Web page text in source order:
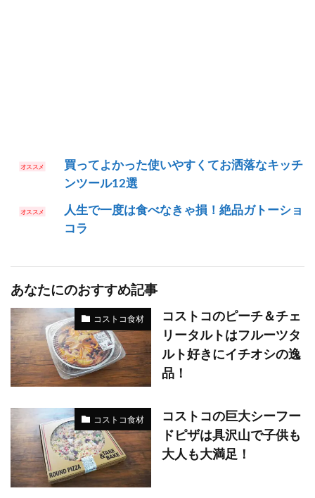
買ってよかった使いやすくてお洒落なキッチ
ンツール12選
人生で一度は食べなきゃ損！絶品ガトーショ
コラ
あなたにのおすすめ記事
コストコ食材
コストコのピーチ＆チェ
リータルトはフルーツタ
ルト好きにイチオシの逸
品！
コストコ食材
コストコの巨大シーフー
ドピザは具沢山で子供も
大人も大満足！